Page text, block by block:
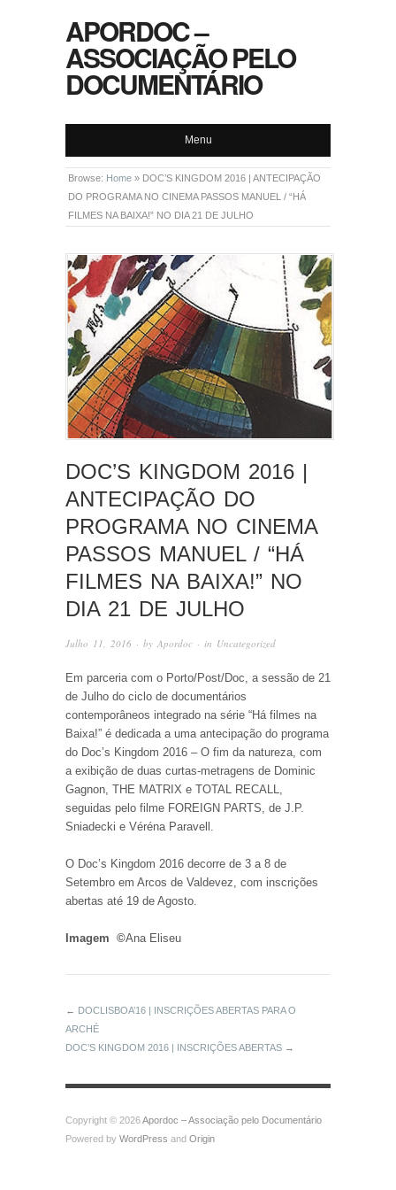
APORDOC –
ASSOCIAÇÃO PELO
DOCUMENTÁRIO
Menu
Browse: Home » DOC’S KINGDOM 2016 | ANTECIPAÇÃO
DO PROGRAMA NO CINEMA PASSOS MANUEL / “HÁ
FILMES NA BAIXA!” NO DIA 21 DE JULHO
DOC’S KINGDOM 2016 |
ANTECIPAÇÃO DO
PROGRAMA NO CINEMA
PASSOS MANUEL / “HÁ
FILMES NA BAIXA!” NO
DIA 21 DE JULHO
Julho 11, 2016 · by Apordoc · in Uncategorized
Em parceria com o Porto/Post/Doc, a sessão de 21
de Julho do ciclo de documentários
contemporâneos integrado na série “Há filmes na
Baixa!” é dedicada a uma antecipação do programa
do Doc’s Kingdom 2016 – O fim da natureza, com
a exibição de duas curtas-metragens de Dominic
Gagnon, THE MATRIX e TOTAL RECALL,
seguidas pelo filme FOREIGN PARTS, de J.P.
Sniadecki e Véréna Paravell.
O Doc’s Kingdom 2016 decorre de 3 a 8 de
Setembro em Arcos de Valdevez, com inscrições
abertas até 19 de Agosto.
Imagem ©Ana Eliseu
← DOCLISBOA’16 | INSCRIÇÕES ABERTAS PARA O
ARCHÉ
DOC’S KINGDOM 2016 | INSCRIÇÕES ABERTAS →
Copyright © 2026Apordoc – Associação pelo Documentário
Powered by WordPress and Origin